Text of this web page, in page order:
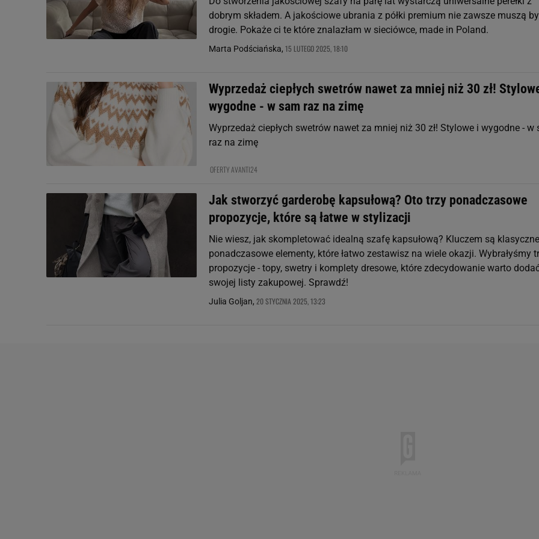
dobrym składem. A jakościowe ubrania z półki premium nie zawsze muszą
drogie. Pokaże ci te które znalazłam w sieciówce, made in Poland.
Marta Podściańska, 15 LUTEGO 2025, 18:10
Wyprzedaż ciepłych swetrów nawet za mniej niż 30 zł!
wygodne - w sam raz na zimę
Wyprzedaż ciepłych swetrów nawet za mniej niż 30 zł! Stylowe i wygodne - w
raz na zimę
OFERTY AVANTI24
Jak stworzyć garderobę kapsułową? Oto trzy ponadczasowe
propozycje, które są łatwe w stylizacji
Nie wiesz, jak skompletować idealną szafę kapsułową? Kluczem są
ponadczasowe elementy, które łatwo zestawisz na wiele okazji. Wybrałyśmy
propozycje - topy, swetry i komplety dresowe, które zdecydowanie warto
swojej listy zakupowej. Sprawdź!
Julia Goljan, 20 STYCZNIA 2025, 13:23